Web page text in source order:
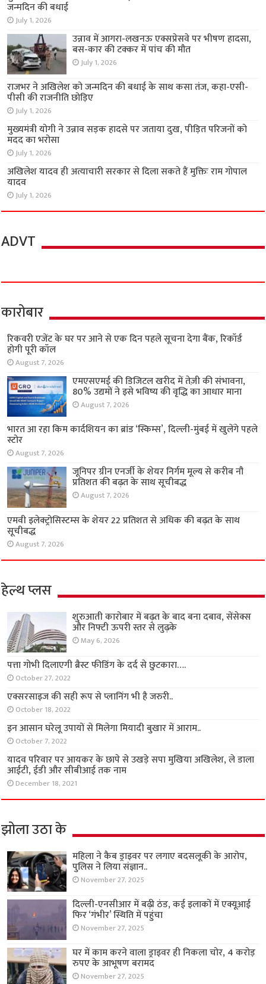
जन्मदिन की बधाई
July 1, 2026
उन्नाव में आगरा-लखनऊ एक्सप्रेसवे पर भीषण हादसा,
बस-कार की टक्कर में पांच की मौत
July 1, 2026
राजभर ने अखिलेश को जन्मदिन की बधाई के साथ कसा तंज, कहा-एसी-
पीसी की राजनीति छोड़िए
July 1, 2026
मुख्यमंत्री योगी ने उन्नाव सड़क हादसे पर जताया दुख, पीड़ित परिजनों को
मदद का भरोसा
July 1, 2026
अखिलेश यादव ही अत्याचारी सरकार से दिला सकते हैं मुक्तिः राम गोपाल
यादव
July 1, 2026
ADVT
कारोबार
रिकवरी एजेंट के घर पर आने से एक दिन पहले सूचना देगा बैंक, रिकॉर्ड
होगी पूरी कॉल
August 7, 2026
एमएसएमई की डिजिटल खरीद में तेज़ी की संभावना,
80% उद्यमों ने इसे भविष्य की वृद्धि का आधार माना
August 7, 2026
भारत आ रहा किम कार्दशियन का ब्रांड ‘स्किम्स’, दिल्ली-मुंबई में खुलेंगे पहले
स्टोर
August 7, 2026
जूनिपर ग्रीन एनर्जी के शेयर निर्गम मूल्य से करीब नौ
प्रतिशत की बढ़त के साथ सूचीबद्ध
August 7, 2026
एमवी इलेक्ट्रोसिस्टम्स के शेयर 22 प्रतिशत से अधिक की बढ़त के साथ
सूचीबद्ध
August 7, 2026
हेल्थ प्लस
शुरुआती कारोबार में बढ़त के बाद बना दबाव, सेंसेक्स
और निफ्टी ऊपरी स्तर से लुढ़के
May 6, 2026
पत्ता गोभी दिलाएगी ब्रैस्ट फीडिंग के दर्द से छुटकारा….
October 27, 2022
एक्सरसाइज की सही रूप से प्लानिंग भी है जरुरी..
October 18, 2022
इन आसान घरेलू उपायों से मिलेगा मियादी बुखार में आराम..
October 7, 2022
यादव परिवार पर आयकर के छापे से उखड़े सपा मुखिया अखिलेश, ले डाला
आईटी, ईडी और सीबीआई तक नाम
December 18, 2021
झोला उठा के
महिला ने कैब ड्राइवर पर लगाए बदसलूकी के आरोप,
पुलिस ने लिया संज्ञान..
November 27, 2025
दिल्ली-एनसीआर में बढ़ी ठंड, कई इलाकों में एक्यूआई
फिर ‘गंभीर’ स्थिति में पहुंचा
November 27, 2025
घर में काम करने वाला ड्राइवर ही निकला चोर, 4 करोड़
रुपए के आभूषण बरामद
November 27, 2025